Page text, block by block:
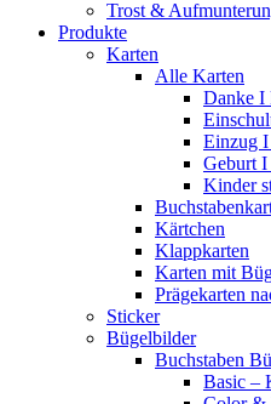
Trost &
Produkte
Karten
Alle Karten
Danke I
Einzug I
Geburt
Kinder
Kärtchen
Klappkarten
Karten mit
Prägekarten
Sticker
Bügelbilder
Buchstaben
Basic –